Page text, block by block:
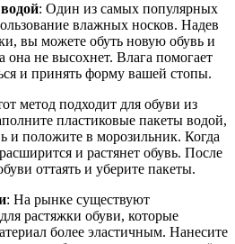
: Один из самых популярных
влажных носков. Надев
вы можете обуть новую обувь и
она не высохнет. Влага помогает
и принять форму вашей стопы.
метод подходит для обуви из
пластиковые пакеты водой,
и положите в морозильник. Когда
и растянет обувь. После
оттаять и уберите пакеты.
: На рынке существуют
растяжки обуви, которые
более эластичным. Нанесите